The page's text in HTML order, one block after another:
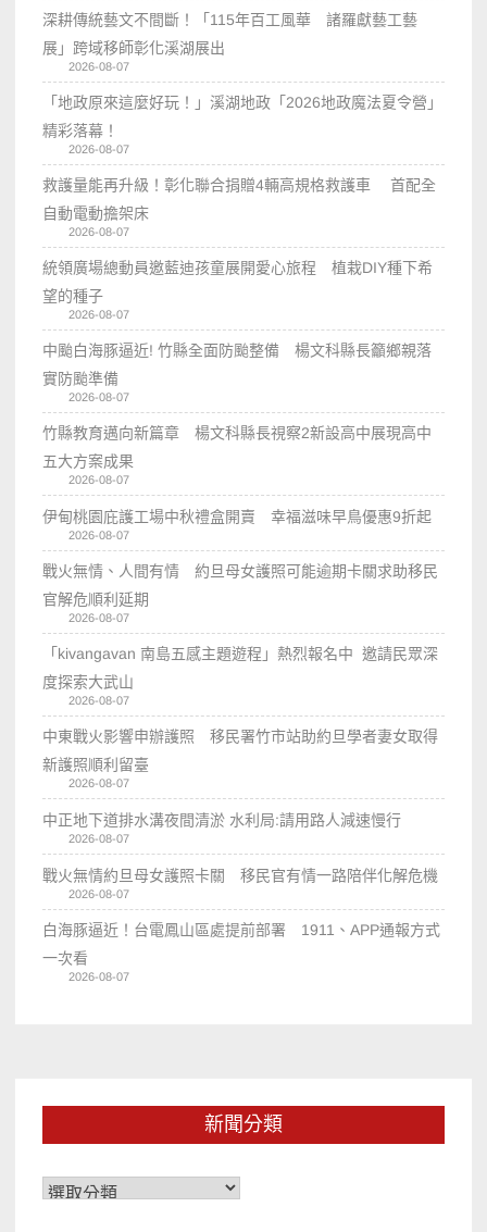
深耕傳統藝文不間斷！「115年百工風華 諸羅獻藝工藝
展」跨域移師彰化溪湖展出
2026-08-07
「地政原來這麼好玩！」溪湖地政「2026地政魔法夏令營」
精彩落幕！
2026-08-07
救護量能再升級！彰化聯合捐贈4輛高規格救護車 首配全
自動電動擔架床
2026-08-07
統領廣場總動員邀藍迪孩童展開愛心旅程 植栽DIY種下希
望的種子
2026-08-07
中颱白海豚逼近! 竹縣全面防颱整備 楊文科縣長籲鄉親落
實防颱準備
2026-08-07
竹縣教育邁向新篇章 楊文科縣長視察2新設高中展現高中
五大方案成果
2026-08-07
伊甸桃園庇護工場中秋禮盒開賣 幸福滋味早鳥優惠9折起
2026-08-07
戰火無情、人間有情 約旦母女護照可能逾期卡關求助移民
官解危順利延期
2026-08-07
「kivangavan 南島五感主題遊程」熱烈報名中 邀請民眾深
度探索大武山
2026-08-07
中東戰火影響申辦護照 移民署竹市站助約旦學者妻女取得
新護照順利留臺
2026-08-07
中正地下道排水溝夜間清淤 水利局:請用路人減速慢行
2026-08-07
戰火無情約旦母女護照卡關 移民官有情一路陪伴化解危機
2026-08-07
白海豚逼近！台電鳳山區處提前部署 1911、APP通報方式
一次看
2026-08-07
新聞分類
新